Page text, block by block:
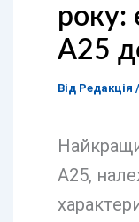
року:
A25
Від Редакція /
A25,